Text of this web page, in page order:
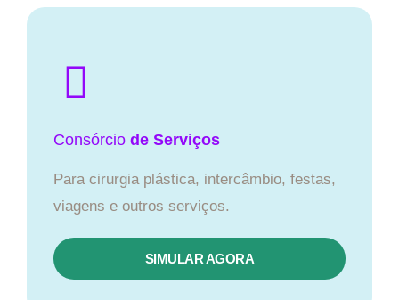
Consórcio de Serviços
Para cirurgia plástica, intercâmbio, festas,
viagens e outros serviços.
SIMULAR AGORA